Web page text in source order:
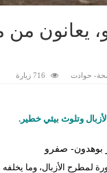
يعانون من
حوادت 716 زيارة
وتلوث بيئي خطير.
بوهدون- صفرو
لمطرح الأزبال، وما